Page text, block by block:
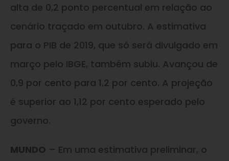
alta de 0,2 ponto percentual em relação ao
cenário traçado em outubro. A estimativa
para o PIB de 2019, que só será divulgado em
março pelo IBGE, também subiu. Avançou de
0,9 por cento para 1,2 por cento. A projeção
é superior ao 1,12 por cento esperado pelo
governo.
MUNDO – Em uma estimativa preliminar, o